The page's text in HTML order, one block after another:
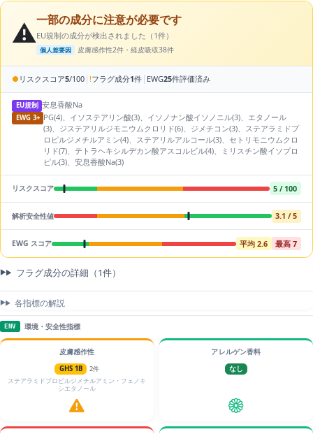
⚠️一部の成分に注意が必要です
EU規制の成分が検出されました（1件）
個人差要因 皮膚感作性2件・経皮吸収38件
● リスクスコア5/100 | !フラグ成分1件 | EWG25件評価済み
EU規制 安息香酸Na
EWG 3+ PG(4)、イソステアリン酸(3)、イソノナン酸イソノニル(3)、エタノール
(3)、ジステアリルジモニウムクロリド(6)、ジメチコン(3)、ステアラミドプ
ロピルジメチルアミン(4)、ステアリルアルコール(3)、セトリモニウムクロ
リド(7)、テトラヘキシルデカン酸アスコルビル(4)、ミリスチン酸イソプロ
ピル(3)、安息香酸Na(3)
リスクスコア 5 / 100
解析安全性値 3.1 / 5
EWG スコア 平均 2.6 最高 7
フラグ成分の詳細（1件）
各指標の解説
ENV 環境・安全性指標
皮膚感作性
GHS 1B
2件
ステアラミドプロピルジメチルアミン・フェノキ
シエタノール
アレルゲン香料
なし